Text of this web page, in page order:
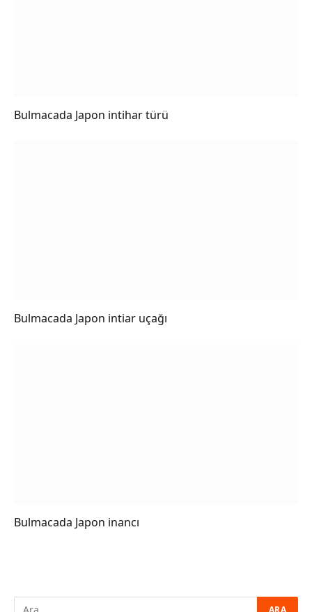
Bulmacada Japon intihar türü
Bulmacada Japon intiar uçağı
Bulmacada Japon inancı